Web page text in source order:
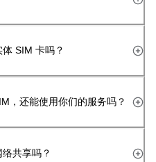
SIM 卡吗？
，还能使用你们的服务吗？
共享吗？